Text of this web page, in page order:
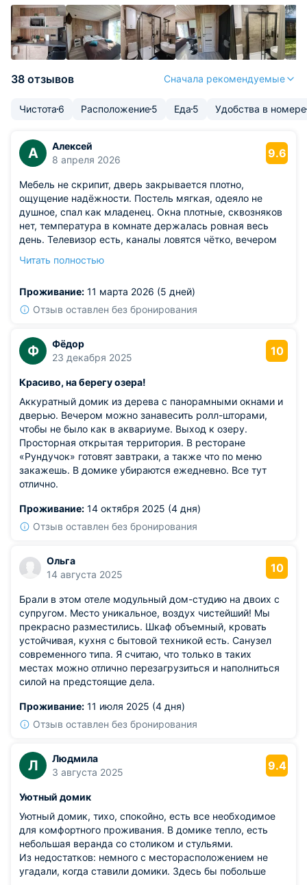
38 отзывов Сначала рекомендуемые
Чистота 6 Расположение5 Еда 5 Удобства в номере
А
Алексей
8 апреля 2026
9.6
Мебель не скрипит, дверь закрывается плотно,
ощущение надёжности. Постель мягкая, одеяло не
душное, спал как младенец. Окна плотные, сквозняков
нет, температура в комнате держалась ровная весь
день. Телевизор есть, каналы ловятся чётко, вечером
Из недостатков: в шкафу не хватало вешалок, пришлось
Читать полностью
Проживание: 11 марта 2026 (5 дней)
Отзыв оставлен без бронирования
Ф
Фёдор
23 декабря 2025
10
Красиво, на берегу озера!
Аккуратный домик из дерева с панорамными окнами и
дверью. Вечером можно занавесить ролл-шторами,
чтобы не было как в аквариуме. Выход к озеру.
Просторная открытая территория. В ресторане
«Рундучок» готовят завтраки, а также что по меню
закажешь. В домике убираются ежедневно. Все тут
отлично.
Проживание: 14 октября 2025 (4 дня)
Отзыв оставлен без бронирования
Ольга
14 августа 2025
10
Брали в этом отеле модульный дом-студию на двоих с
супругом. Место уникальное, воздух чистейший! Мы
прекрасно разместились. Шкаф объемный, кровать
устойчивая, кухня с бытовой техникой есть. Санузел
современного типа. Я считаю, что только в таких
местах можно отлично перезагрузиться и наполниться
силой на предстоящие дела.
Проживание: 11 июля 2025 (4 дня)
Отзыв оставлен без бронирования
Л
Людмила
3 августа 2025
9.4
Уютный домик
Уютный домик, тихо, спокойно, есть все необходимое
для комфортного проживания. В домике тепло, есть
небольшая веранда со столиком и стульями.
Из недостатков: немного с месторасположением не
угадали, когда ставили домики. Здесь бы побольше